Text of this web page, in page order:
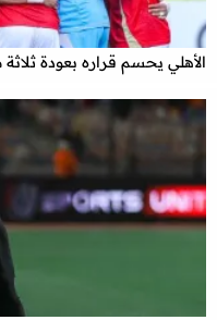
الأهلي يحسم قراره بعودة